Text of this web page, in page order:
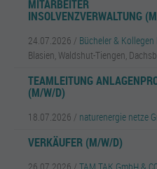
MITARBEITER
INSOLVENZVERWALTUNG
24.07.2026 / Bücheler & Kollegen
Blasien, Waldshut-Tiengen,
TEAMLEITUNG
(M/W/D)
18.07.2026 / naturenergie netze
VERKÄUFER (M/W/D)